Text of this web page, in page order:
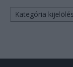
Keresés
autómárka